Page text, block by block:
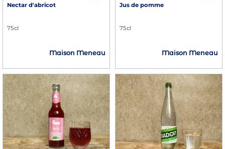
Nectar d'abricot
75cl
Maison Meneau
Jus de pomme
75cl
Maison Meneau